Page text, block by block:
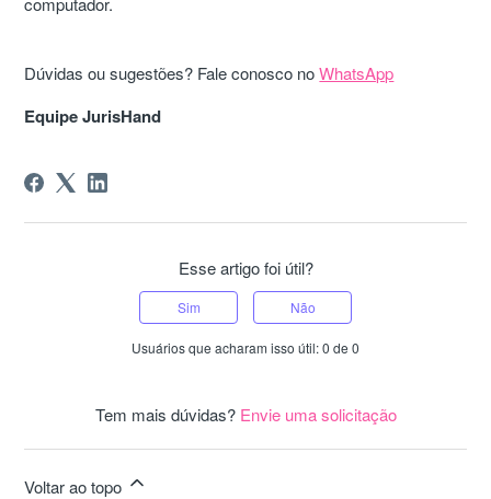
Dúvidas ou sugestões? Fale conosco noWhatsApp
Equipe JurisHand
Esse artigo foi útil?
Sim Não
Usuários que acharam isso útil: 0 de 0
Tem mais dúvidas? Envie uma solicitação
Voltar ao topo